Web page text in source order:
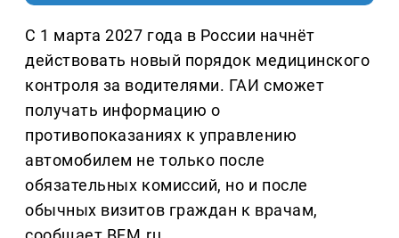
С 1 марта 2027 года в России начнёт
действовать новый порядок медицинского
контроля за водителями. ГАИ сможет
получать информацию о
противопоказаниях к управлению
автомобилем не только после
обязательных комиссий, но и после
обычных визитов граждан к врачам,